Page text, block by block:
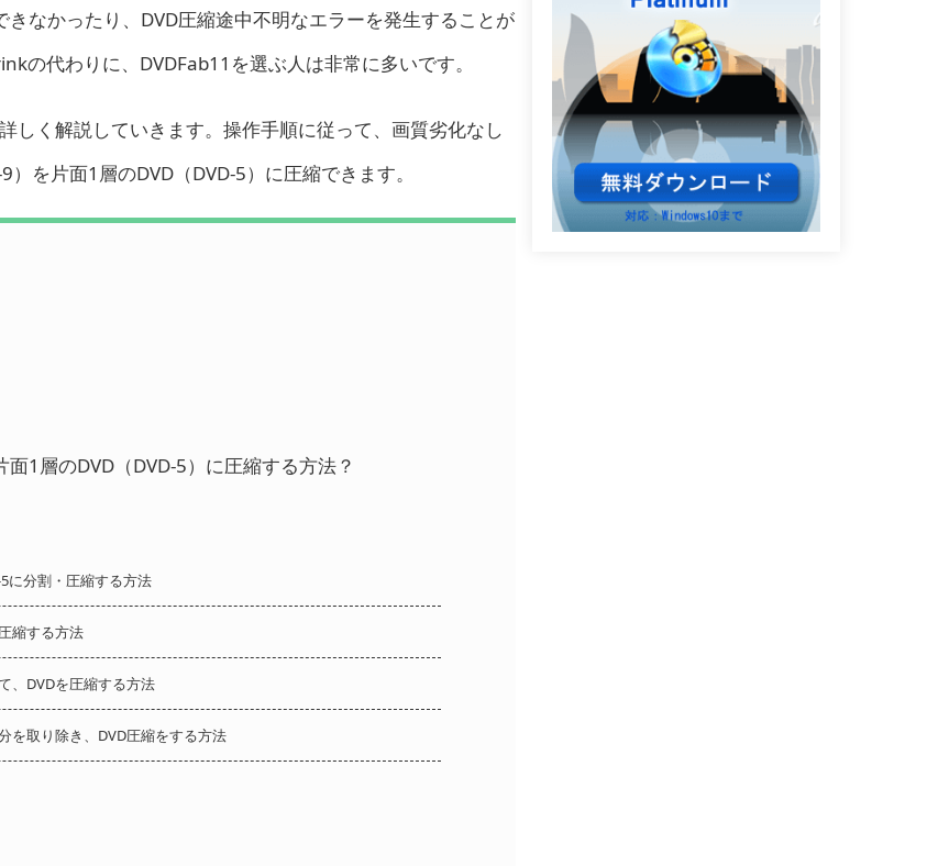
なかったり、DVD圧縮途中不明なエラーを発生することが
の代わりに、DVDFab11を選ぶ人は非常に多いです。
しく解説していきます。操作手順に従って、画質劣化なし
を片面1層のDVD（DVD-5）に圧縮できます。
1層のDVD（DVD-5）に圧縮する方法？
に分割・圧縮する方法
縮する方法
、DVDを圧縮する方法
を取り除き、DVD圧縮をする方法